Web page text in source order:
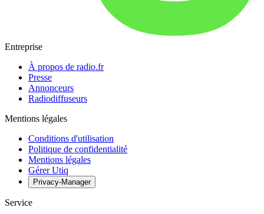
Entreprise
À propos de radio.fr
Presse
Annonceurs
Radiodiffuseurs
Mentions légales
Conditions d'utilisation
Politique de confidentialité
Mentions légales
Gérer Utiq
Privacy-Manager
Service